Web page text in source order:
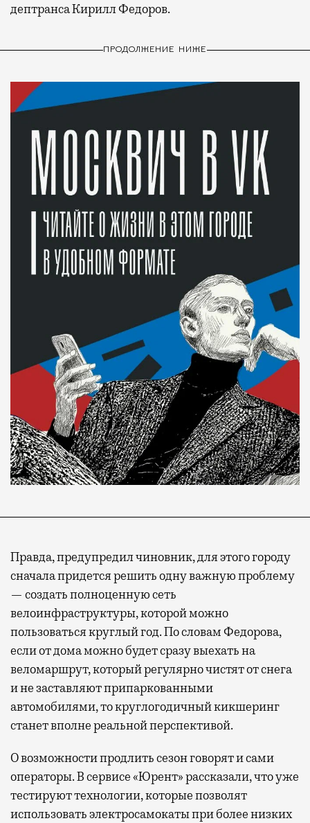
дептранса Кирилл Федоров.
ПРОДОЛЖЕНИЕ НИЖЕ
Правда, предупредил чиновник, для этого городу
сначала придется решить одну важную проблему
— создать полноценную сеть
велоинфраструктуры, которой можно
пользоваться круглый год. По словам Федорова,
если от дома можно будет сразу выехать на
веломаршрут, который регулярно чистят от снега
и не заставляют припаркованными
автомобилями, то круглогодичный кикшеринг
станет вполне реальной перспективой.
О возможности продлить сезон говорят и сами
операторы. В сервисе «Юрент» рассказали, что уже
тестируют технологии, которые позволят
использовать электросамокаты при более низких